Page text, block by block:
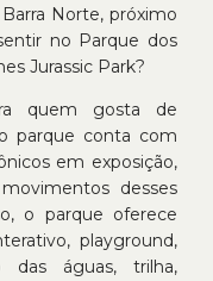
Norte, próximo
no Parque dos
Jurassic Park?
quem gosta de
parque conta com
em exposição,
desses
o parque oferece
playground,
das águas, trilha,